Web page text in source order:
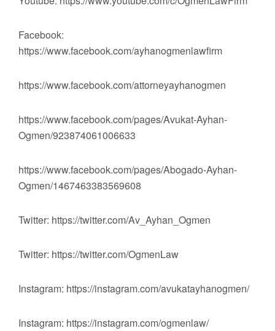
Facebook:
https://www.facebook.com/ayhanogmenlawfirm
https://www.facebook.com/attorneyayhanogmen
https://www.facebook.com/pages/Avukat-Ayhan-
Ogmen/923874061006633
https://www.facebook.com/pages/Abogado-Ayhan-
Ogmen/1467463383569608
Twitter: https://twitter.com/Av_Ayhan_Ogmen
Twitter: https://twitter.com/OgmenLaw
Instagram: https://instagram.com/avukatayhanogmen/
Instagram: https://instagram.com/ogmenlaw/